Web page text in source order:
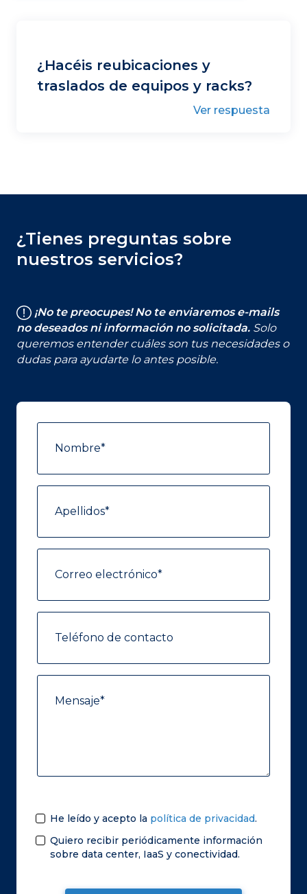
¿Hacéis reubicaciones y
traslados de equipos y racks?
Ver respuesta
¿Tienes preguntas sobre
nuestros servicios?
¡No te preocupes! No te enviaremos e-mails
no deseados ni información no solicitada. Solo
queremos entender cuáles son tus necesidades o
dudas para ayudarte lo antes posible.
He leído y acepto la política de privacidad.
Quiero recibir periódicamente información
sobre data center, IaaS y conectividad.